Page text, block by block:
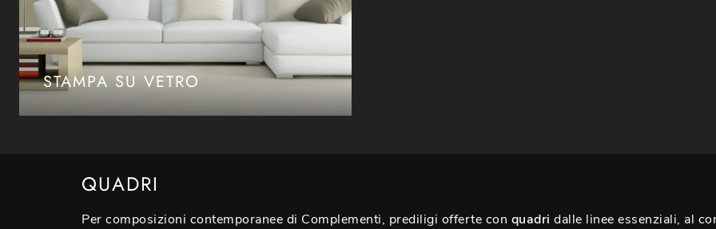
STAMPA SU VETRO
QUADRI
Per composizioni contemporanee di Complementi, prediligi offerte con quadri dalle linee essenziali, al